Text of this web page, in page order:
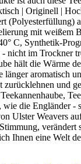
| Originell |
(Polyesterfüllung)
mit weißem
C, Synthetik-
nicht im Trockner
hält die Wärme
aromatisch
zurücklehnen und
wie die Engländer -
Ulster Weavers
verändert
Ihnen eine Welt